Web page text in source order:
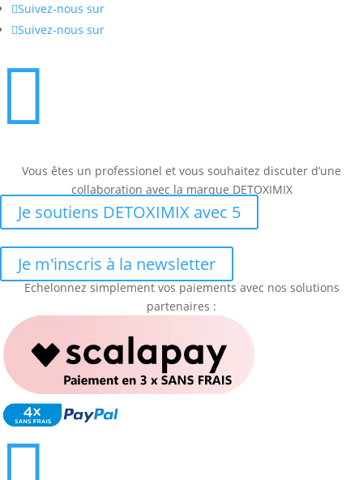
Suivez-nous sur
Suivez-nous sur

Vous êtes un professionel et vous souhaitez discuter d’une
collaboration avec la marque DETOXIMIX
Je soutiens DETOXIMIX avec 5
Je m'inscris à la newsletter
Echelonnez simplement vos paiements avec nos solutions
partenaires :